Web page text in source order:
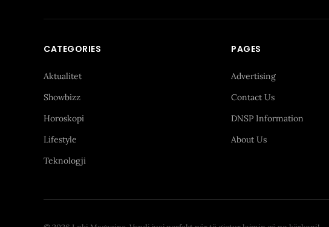
CATEGORIES
Aktualitet
Showbizz
Horoskopi
Lifestyle
Teknologji
PAGES
Advertising
Contact Us
DNSP Information
About Us